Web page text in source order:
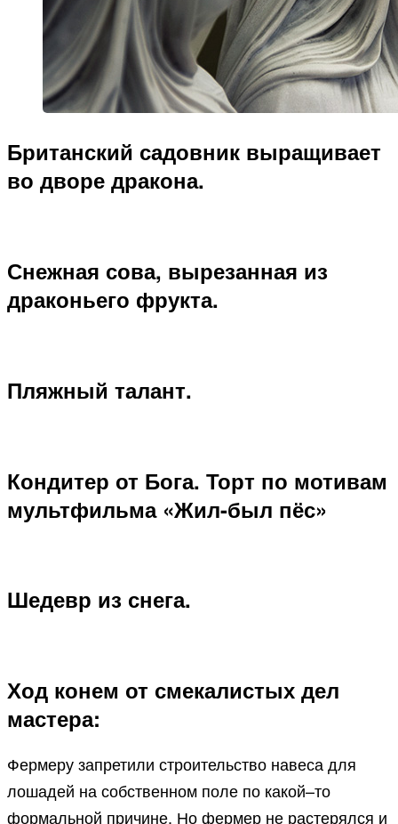
Британский садовник выращивает
во дворе дракона.
Снежная сова, вырезанная из
драконьего фрукта.
Пляжный талант.
Кондитер от Бога. Торт по мотивам
мультфильма «Жил-был пёс»
Шедевр из снега.
Ход конем от смекалистых дел
мастера:
Фермеру запретили строительство навеса для
лошадей на собственном поле по какой–то
формальной причине. Но фермер не растерялся и